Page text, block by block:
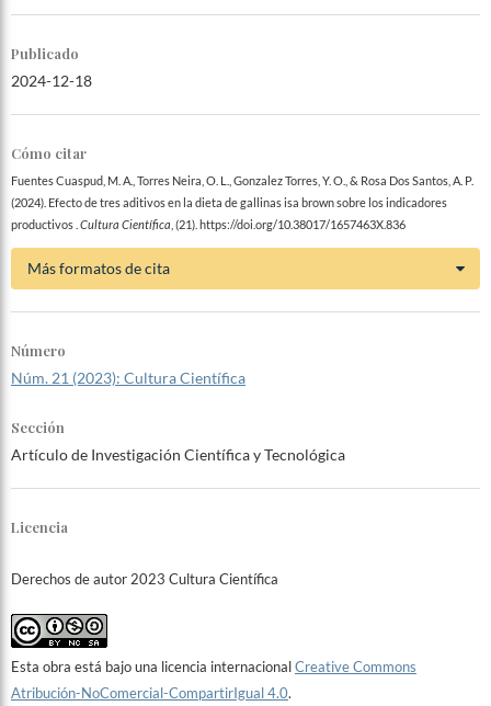
Publicado
2024-12-18
Cómo citar
Fuentes Cuaspud, M. A., Torres Neira, O. L., Gonzalez Torres, Y. O., & Rosa Dos Santos, A. P.
(2024). Efecto de tres aditivos en la dieta de gallinas isa brown sobre los indicadores
productivos . Cultura Científica , (21). https://doi.org/10.38017/1657463X.836
Más formatos de cita
Número
Núm. 21 (2023): Cultura Científica
Sección
Artículo de Investigación Científica y Tecnológica
Licencia
Derechos de autor 2023 Cultura Científica
Esta obra está bajo una licencia internacionalCreative Commons
Atribución-NoComercial-CompartirIgual 4.0.